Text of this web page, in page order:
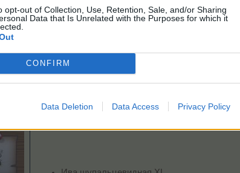
opt-out of Collection, Use, Retention, Sale, and/or Sharing
Data that Is Unrelated with the Purposes for which it
CONFIRM
Data Deletion Data Access Privacy Policy
Кровавый дуб
Сумеречная берёза
Каштановый студень
- можно выбрать 2 видадеревьев: